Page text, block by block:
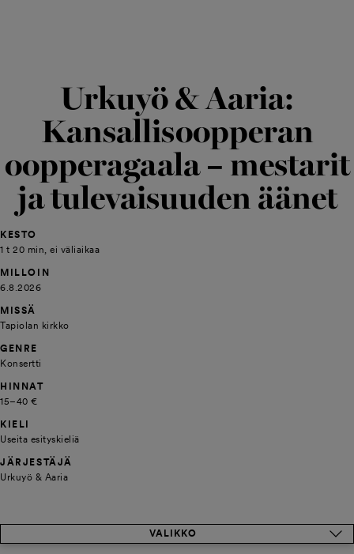
Urkuyö & Aaria:
Kansallisoopperan
oopperagaala – mestarit
ja tulevaisuuden äänet
KESTO
1 t 20 min, ei väliaikaa
MILLOIN
6.8.2026
MISSÄ
Tapiolan kirkko
GENRE
Konsertti
HINNAT
15–40 €
KIELI
Useita esityskieliä
JÄRJESTÄJÄ
Urkuyö & Aaria
VALIKKO